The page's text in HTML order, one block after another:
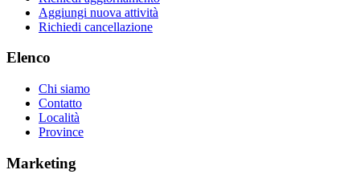
Aggiungi nuova attività
Richiedi cancellazione
Elenco
Chi siamo
Contatto
Località
Province
Marketing